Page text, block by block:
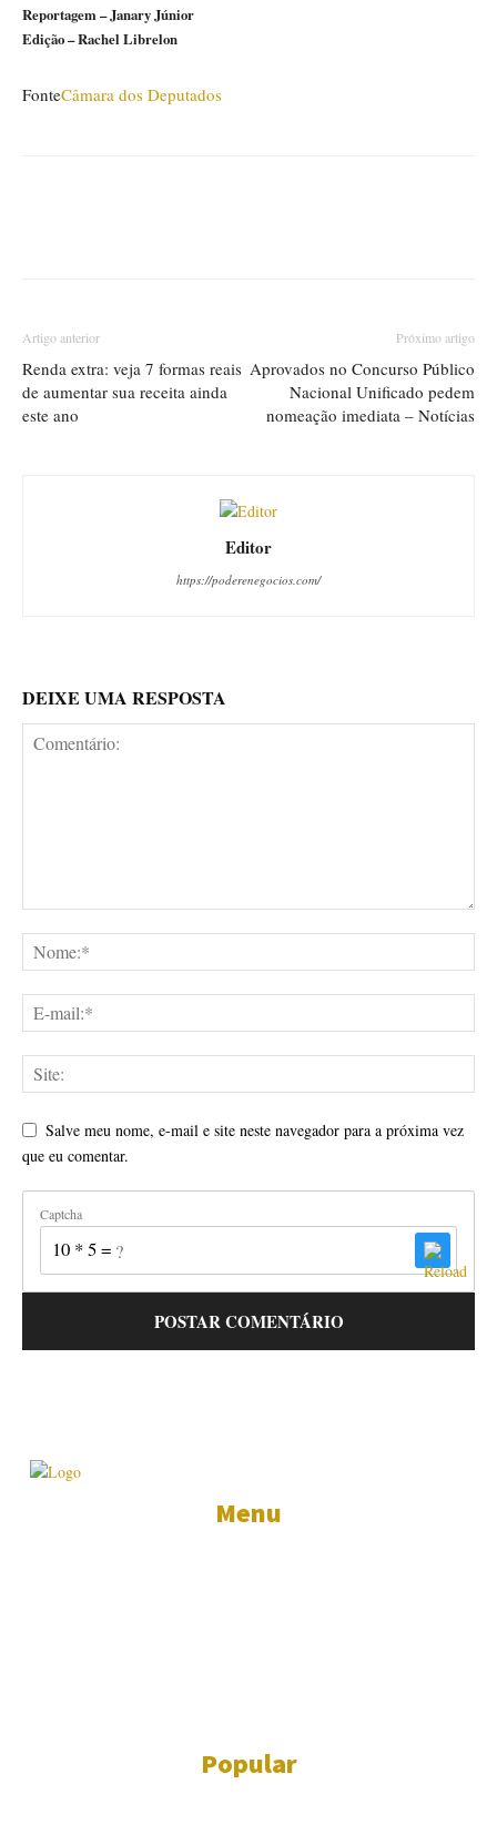
Reportagem – Janary Júnior
Edição – Rachel Librelon
FonteCâmara dos Deputados
Artigo anterior
Renda extra: veja 7 formas reais
de aumentar sua receita ainda
este ano
Próximo artigo
Aprovados no Concurso Público
Nacional Unificado pedem
nomeação imediata – Notícias
Editor
https://poderenegocios.com/
DEIXE UMA RESPOSTA
Salve meu nome, e-mail e site neste navegador para a próxima vez
que eu comentar.
Captcha
10 * 5 = ?
Menu
Popular